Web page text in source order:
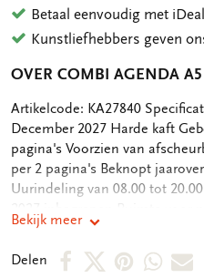
Betaal eenvoudig met
Kunstliefhebbers geven
OVER COMBI AGENDA A5
OMSCHRIJVING
Artikelcode: KA27840
December 2027 Harde kaft
pagina's Voorzien van
per 2 pagina's Beknopt
Uurindeling van 08.00 tot
(A5) Gewicht: 292 gr.
Bekijk meer
Delen
DeelDeelDeelDeel